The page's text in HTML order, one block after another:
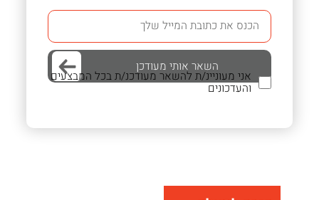
אני מעוניינ/ת להשאר מעודכנ/ת בכל המבצעים
והעדכונים